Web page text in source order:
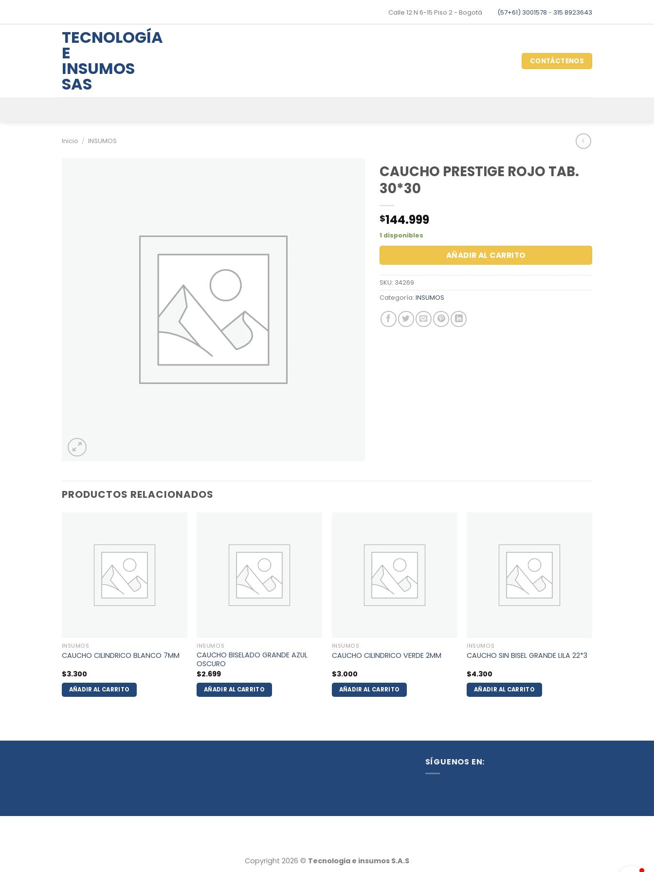
Calle 12 N 6-15 Piso 2 - Bogotá (57+61) 3001578 - 315 8923643
TECNOLOGÍA
E
INSUMOS
SAS
CONTÁCTENOS
Inicio / INSUMOS
CAUCHO PRESTIGE ROJO TAB.
30*30
$144.999
1 disponibles
AÑADIR AL CARRITO
SKU: 34269
Categoría:INSUMOS
PRODUCTOS RELACIONADOS
INSUMOS
CAUCHO CILINDRICO BLANCO 7MM
$3.300
AÑADIR AL CARRITO
INSUMOS
CAUCHO BISELADO GRANDE AZUL
OSCURO
$2.699
AÑADIR AL CARRITO
INSUMOS
CAUCHO CILINDRICO VERDE 2MM
$3.000
AÑADIR AL CARRITO
INSUMOS
CAUCHO SIN BISEL GRANDE LILA 22*3
$4.300
AÑADIR AL CARRITO
SÍGUENOS EN:
Copyright 2026 © Tecnologia e insumos S.A.S